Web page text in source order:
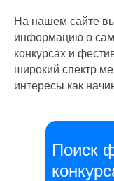
На нашем сайте
информацию о
конкурсах и
широкий спектр
интересы как
Поиск